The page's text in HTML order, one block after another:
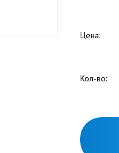
Цена:
Кол-во: